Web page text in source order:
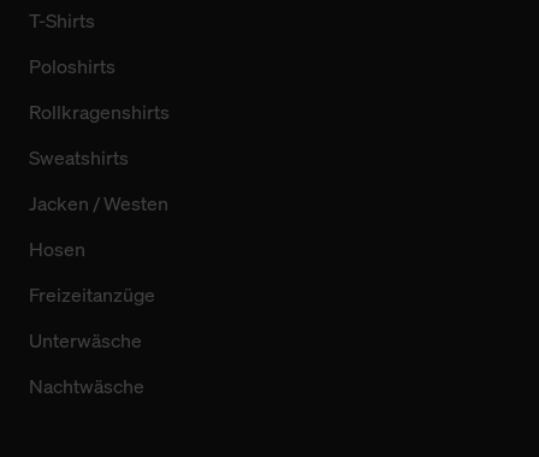
T-Shirts
Poloshirts
Rollkragenshirts
Sweatshirts
Jacken / Westen
Hosen
Freizeitanzüge
Unterwäsche
Nachtwäsche